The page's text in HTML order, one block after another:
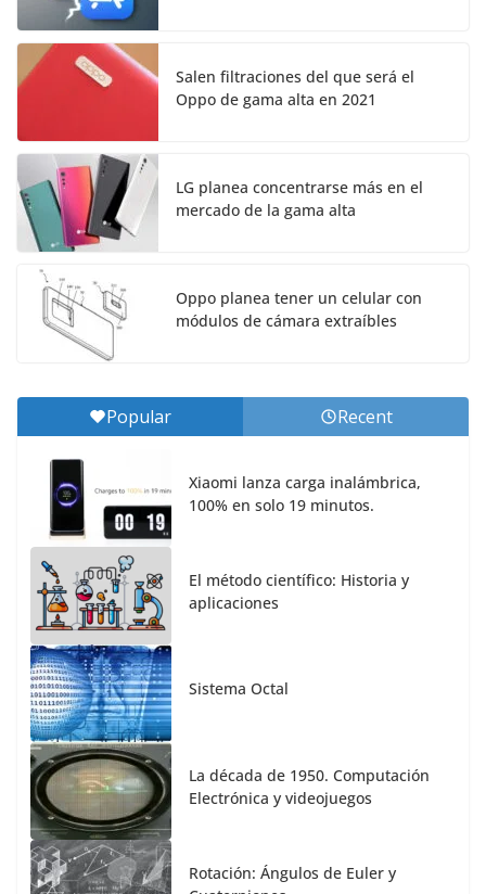
Salen filtraciones del que será el
Oppo de gama alta en 2021
LG planea concentrarse más en el
mercado de la gama alta
Oppo planea tener un celular con
módulos de cámara extraíbles
Popular Recent
Xiaomi lanza carga inalámbrica,
100% en solo 19 minutos.
El método científico: Historia y
aplicaciones
Sistema Octal
La década de 1950. Computación
Electrónica y videojuegos
Rotación: Ángulos de Euler y